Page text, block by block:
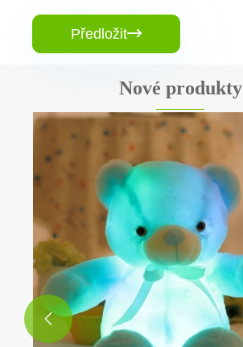
Předložit
Nové produkty
